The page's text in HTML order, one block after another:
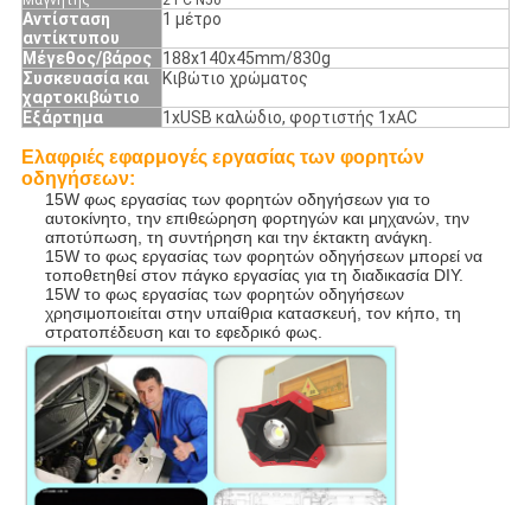
Αντίσταση
αντίκτυπου
1 μέτρο
Μέγεθος/βάρος
188x140x45mm/830g
Συσκευασία και
χαρτοκιβώτιο
Κιβώτιο χρώματος
Εξάρτημα 1xUSB καλώδιο, φορτιστής 1xAC
Ελαφριές εφαρμογές εργασίας των φορητών
οδηγήσεων:
15W φως εργασίας των φορητών οδηγήσεων για το
αυτοκίνητο, την επιθεώρηση φορτηγών και μηχανών, την
αποτύπωση, τη συντήρηση και την έκτακτη ανάγκη.
15W το φως εργασίας των φορητών οδηγήσεων μπορεί να
τοποθετηθεί στον πάγκο εργασίας για τη διαδικασία DIY.
15W το φως εργασίας των φορητών οδηγήσεων
χρησιμοποιείται στην υπαίθρια κατασκευή, τον κήπο, τη
στρατοπέδευση και το εφεδρικό φως.